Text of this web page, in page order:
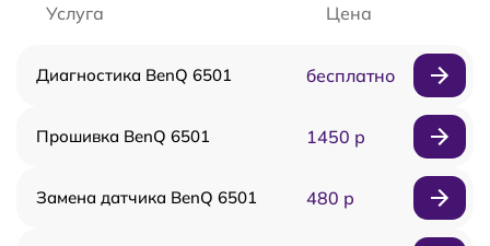
Услуга Цена
Диагностика BenQ 6501 бесплатно
Прошивка BenQ 6501 1450 р
Замена датчика BenQ 6501 480 р